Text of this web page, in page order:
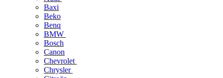
Baxi
Beko
Benq
BMW
Bosch
Canon
Chevrolet
Chrysler